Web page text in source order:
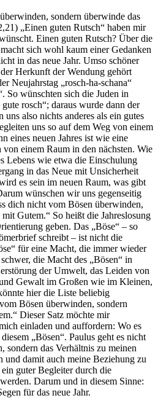
sondern überwinde das
„Einen guten Rutsch“ haben mir
Einen guten Rutsch? Über die
sich wohl kaum einer Gedanken
in das neue Jahr. Umso schöner
Herkunft der Wendung gehört
Neujahrstag „rosch-ha-schana“
So wünschten sich die Juden in
rosch“; daraus wurde dann der
uns also nichts anderes als ein gutes
uns so auf dem Weg von einem
eines neuen Jahres ist wie eine
einem Raum in den nächsten. Wie
Lebens wie etwa die Einschulung
in das Neue mit Unsicherheit
es sein im neuen Raum, was gibt
wünschen wir uns gegenseitig
dich nicht vom Bösen überwinden,
Gutem.“ So heißt die Jahreslosung
geben. Das „Böse“ – so
schreibt – ist nicht die
für eine Macht, die immer wieder
die Macht des „Bösen“ in
der Umwelt, das Leiden von
Gewalt im Großen wie im Kleinen,
hier die Liste beliebig
Bösen überwinden, sondern
Dieser Satz möchte mir
einladen und auffordern: Wo es
„Bösen“. Paulus geht es nicht
sondern das Verhältnis zu meinen
und damit auch meine Beziehung zu
guter Begleiter durch die
Darum und in diesem Sinne:
für das neue Jahr.